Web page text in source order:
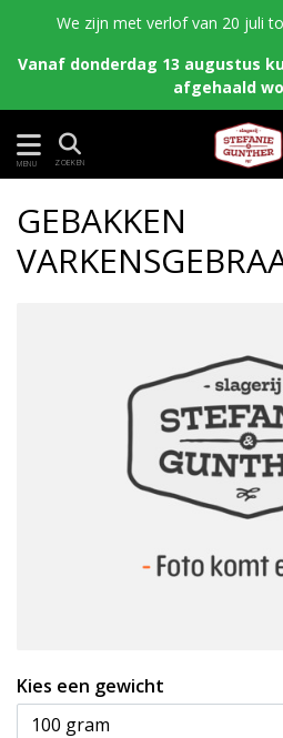
We zijn met verlof van 20 juli
Vanaf donderdag 13 augustus
afgehaald
MENU ZOEKEN
GEBAKKEN
Kies een gewicht